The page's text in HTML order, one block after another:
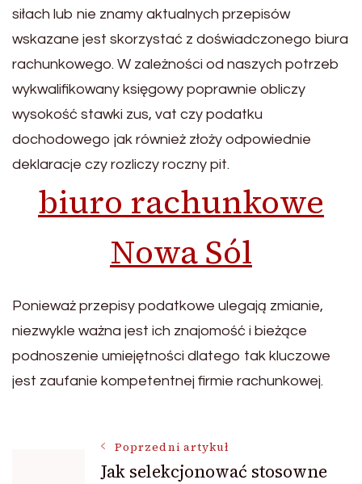
siłach lub nie znamy aktualnych przepisów
wskazane jest skorzystać z doświadczonego biura
rachunkowego. W zależności od naszych potrzeb
wykwalifikowany księgowy poprawnie obliczy
wysokość stawki zus, vat czy podatku
dochodowego jak również złoży odpowiednie
deklaracje czy rozliczy roczny pit.
biuro rachunkowe
Nowa Sól
Ponieważ przepisy podatkowe ulegają zmianie,
niezwykle ważna jest ich znajomość i bieżące
podnoszenie umiejętności dlatego tak kluczowe
jest zaufanie kompetentnej firmie rachunkowej.
NawigacjaPoprzedni artykuł
Jak selekcjonować stosowne